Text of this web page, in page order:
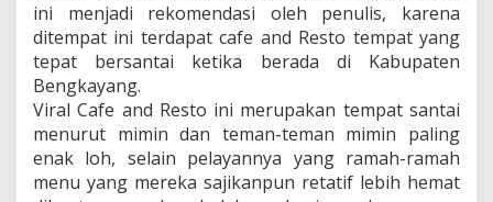
ini menjadi rekomendasi oleh penulis, karena
ditempat ini terdapat cafe and Resto tempat yang
tepat bersantai ketika berada di Kabupaten
Bengkayang.
Viral Cafe and Resto ini merupakan tempat santai
menurut mimin dan teman-teman mimin paling
enak loh, selain pelayannya yang ramah-ramah
menu yang mereka sajikanpun retatif lebih hemat